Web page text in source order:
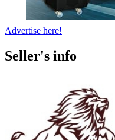
Advertise here!
Seller's info